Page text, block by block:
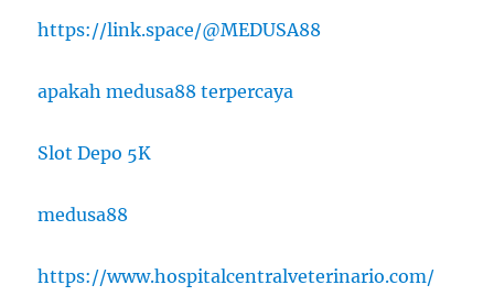
https://link.space/@MEDUSA88
apakah medusa88 terpercaya
Slot Depo 5K
medusa88
https://www.hospitalcentralveterinario.com/